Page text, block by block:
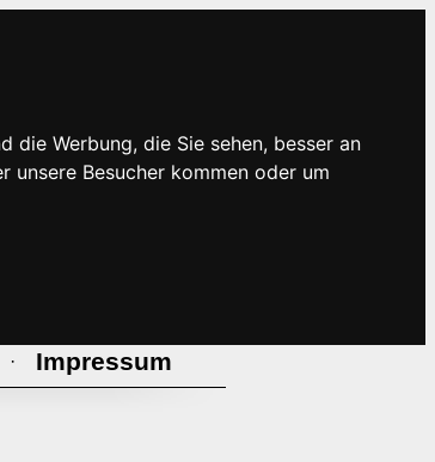
die Werbung, die Sie sehen, besser an
unsere Besucher kommen oder um
· Impressum